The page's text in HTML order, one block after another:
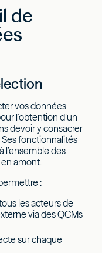
de
vos données
l’obtention d’un
devoir y consacrer
fonctionnalités
l’ensemble des
amont.
:
les acteurs de
via des QCMs
sur chaque